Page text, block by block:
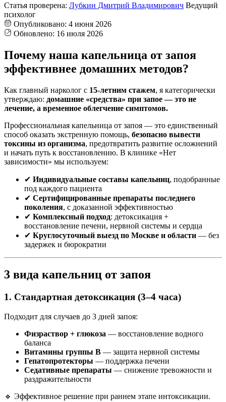
Статья проверена: Лубкин Дмитрий Владимирович Ведущий
психолог
Опубликовано: 4 июня 2026
Обновлено: 16 июля 2026
Почему наша капельница от запоя
эффективнее домашних методов?
Как главный нарколог с 15-летним стажем, я категорически
утверждаю: домашние «средства» при запое — это не
лечение, а временное облегчение симптомов.
Профессиональная капельница от запоя — это единственный
способ оказать экстренную помощь, безопасно вывести
токсины из организма, предотвратить развитие осложнений
и начать путь к восстановлению. В клинике «Нет
зависимости» мы используем:
✔ Индивидуальные составы капельниц, подобранные
под каждого пациента
✔ Сертифицированные препараты последнего
поколения, с доказанной эффективностью
✔ Комплексный подход: детоксикация +
восстановление печени, нервной системы и сердца
✔ Круглосуточный выезд по Москве и области — без
задержек и бюрократии
3 вида капельниц от запоя
1. Стандартная детоксикация (3–4 часа)
Подходит для случаев до 3 дней запоя:
Физраствор + глюкоза — восстановление водного
баланса
Витамины группы B — защита нервной системы
Гепатопротекторы — поддержка печени
Седативные препараты — снижение тревожности и
раздражительности
🔹 Эффективное решение при раннем этапе интоксикации.